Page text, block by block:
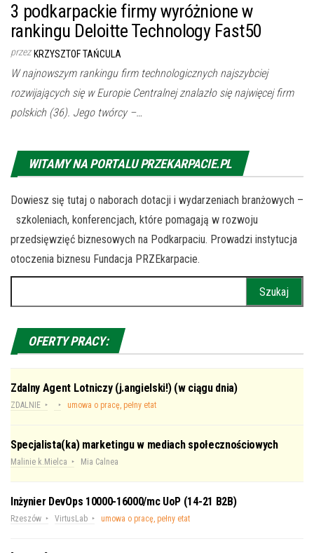
3 podkarpackie firmy wyróżnione w
rankingu Deloitte Technology Fast50
przez KRZYSZTOF TAŃCULA
W najnowszym rankingu firm technologicznych najszybciej
rozwijających się w Europie Centralnej znalazło się najwięcej firm
polskich (36). Jego twórcy –…
WITAMY NA PORTALU PRZEKARPACIE.PL
Dowiesz się tutaj o naborach dotacji i wydarzeniach branżowych –
szkoleniach, konferencjach, które pomagają w rozwoju
przedsięwzięć biznesowych na Podkarpaciu. Prowadzi instytucja
otoczenia biznesu Fundacja PRZEkarpacie.
OFERTY PRACY:
Zdalny Agent Lotniczy (j.angielski!) (w ciągu dnia)
ZDALNIE umowa o pracę, pełny etat
Specjalista(ka) marketingu w mediach społecznościowych
Malinie k.Mielca Mia Calnea
Inżynier DevOps 10000-16000/mc UoP (14-21 B2B)
Rzeszów VirtusLab umowa o pracę, pełny etat